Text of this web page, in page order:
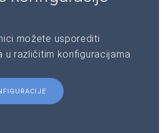
možete usporediti
u različitim konfiguracijama.